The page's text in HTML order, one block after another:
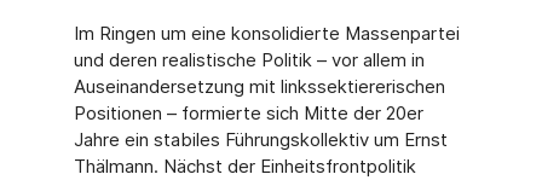
Im Ringen um eine konsolidierte Massenpartei
und deren realistische Politik – vor allem in
Auseinandersetzung mit linkssektiererischen
Positionen – formierte sich Mitte der 20er
Jahre ein stabiles Führungskollektiv um Ernst
Thälmann. Nächst der Einheitsfrontpolitik